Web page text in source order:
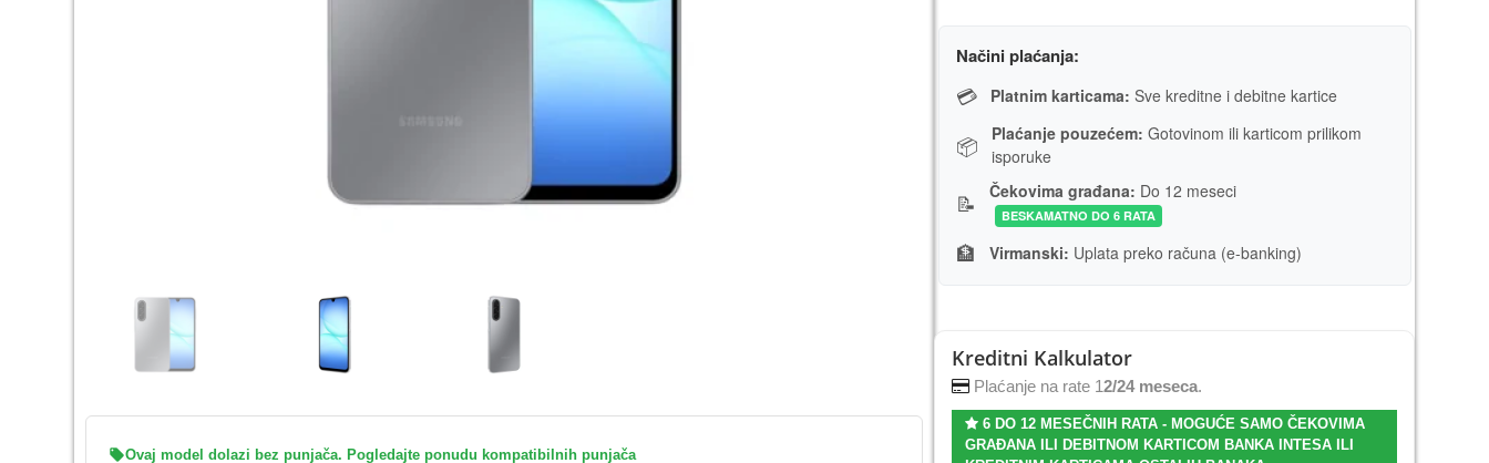
local_offerOvaj model dolazi bez punjača. Pogledajte ponudu kompatibilnih punjača
Načini plaćanja:
💳 Platnim karticama: Sve kreditne i debitne kartice
📦 Plaćanje pouzećem: Gotovinom ili karticom prilikom
isporuke
📝 Čekovima građana: Do 12 meseci
BESKAMATNO DO 6 RATA
🏦 Virmanski: Uplata preko računa (e-banking)
Kreditni Kalkulator
Plaćanje na rate 12/24 meseca.
6 DO 12 MESEČNIH RATA - MOGUĆE SAMO ČEKOVIMA
GRAĐANA ILI DEBITNOM KARTICOM BANKA INTESA ILI